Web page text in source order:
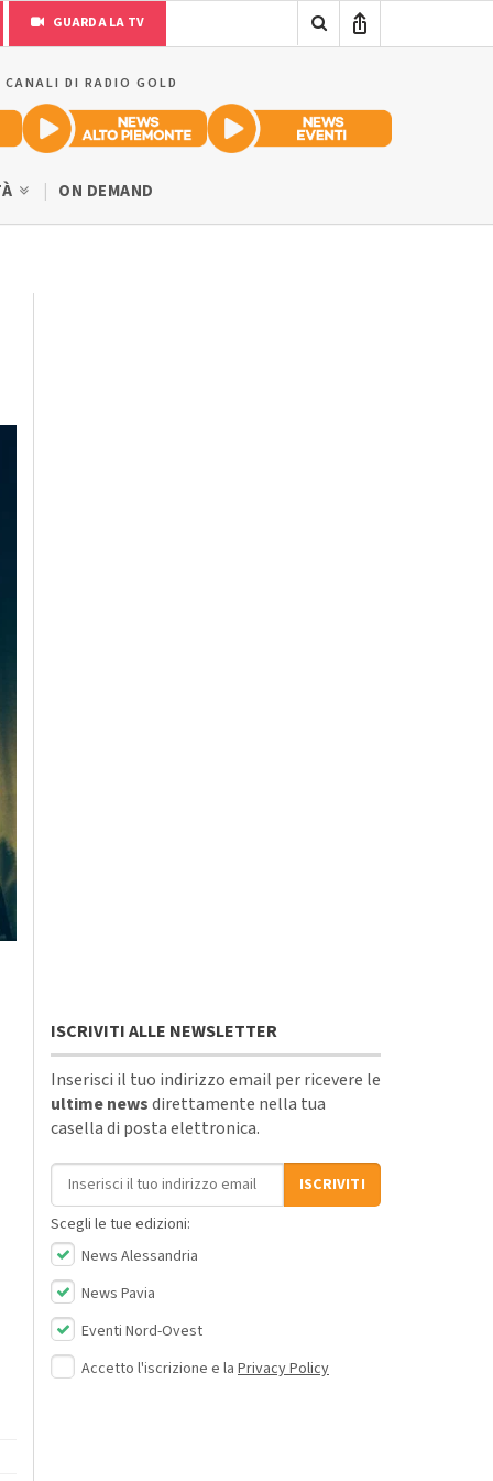
GUARDA LA TV
DI RADIO GOLD
ON DEMAND
ISCRIVITI ALLE NEWSLETTER
Inserisci il tuo indirizzo email per ricevere le
ultime newsdirettamente nella tua
casella di posta elettronica.
Indirizzo email
ISCRIVITI
Scegli le tue edizioni:
News Alessandria
News Pavia
Eventi Nord-Ovest
Accetto l'iscrizione e la Privacy Policy